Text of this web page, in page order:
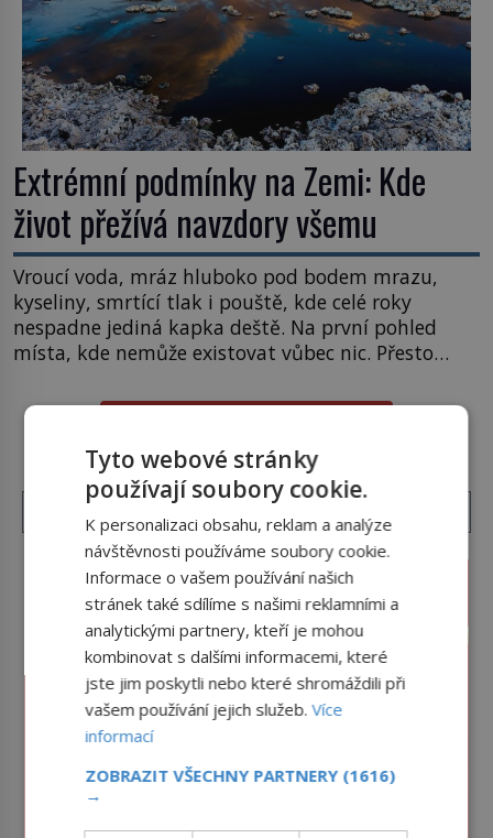
Extrémní podmínky na Zemi: Kde
život přežívá navzdory všemu
Vroucí voda, mráz hluboko pod bodem mrazu,
kyseliny, smrtící tlak i pouště, kde celé roky
nespadne jediná kapka deště. Na první pohled
místa, kde nemůže existovat vůbec nic. Přesto
posouvají hranice života. Každý nový nález mění
napovídá, kde bychom jednou […]
Tyto webové stránky
používají soubory cookie.
K personalizaci obsahu, reklam a analýze
návštěvnosti používáme soubory cookie.
Informace o vašem používání našich
stránek také sdílíme s našimi reklamními a
analytickými partnery, kteří je mohou
kombinovat s dalšími informacemi, které
jste jim poskytli nebo které shromáždili při
vašem používání jejich služeb.Více
informací
ZOBRAZIT VŠECHNY PARTNERY (1616)
→